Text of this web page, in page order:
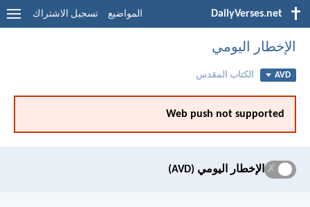
DailyVerses.net المواضيع تسجيل الاشتراك
الإخطار اليومي
AVD الكتاب المقدس
Web push not supported
✗ الإخطار اليومي (AVD)